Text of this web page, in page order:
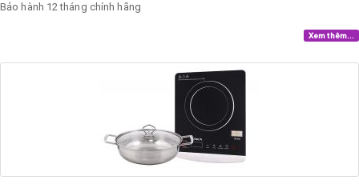
Bảo hành 12 tháng chính hãng
Xem thêm...